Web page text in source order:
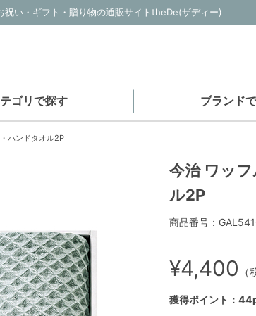
い・ギフト・贈り物の通販サイトtheDe(ザディー)
ゴリで探す ブランド
ハンドタオル2P
今治 ワッ
ル2P
商品番号：
¥4,400 （
獲得ポイント：